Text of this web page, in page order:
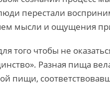
перестали
мысли и ощущения
того чтобы не
Разная пища
пищи,